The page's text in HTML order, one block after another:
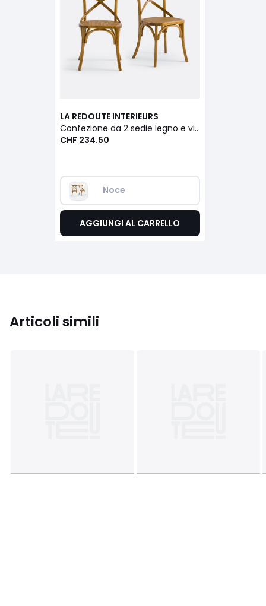
LA REDOUTE INTERIEURS
Confezione da 2 sedie legno e vimini Cedak
CHF 234.50
Noce
AGGIUNGI AL CARRELLO
Articoli simili